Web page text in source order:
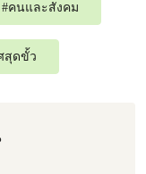
#คนและสังคม
สุดขั้ว